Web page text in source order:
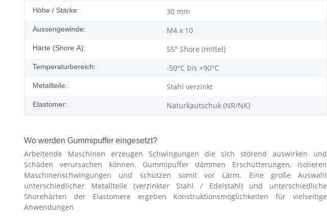
Höhe / Stärke: 30 mm
Aussengewinde: M4 x 10
Härte (Shore A): 55° Shore (mittel)
Temperaturbereich: -50°C bis +90°C
Metallteile: Stahl verzinkt
Elastomer: Naturkautschuk (NR/NK)
Wo werden Gummipuffer eingesetzt?
Arbeitende Maschinen erzeugen Schwingungen die sich störend auswirken und
Schäden verursachen können. Gummipuffer dämmen Erschütterungen, isolieren
Maschinenschwingungen und schützen somit vor Lärm. Eine große Auswahl
unterschiedlicher Metallteile (verzinkter Stahl / Edelstahl) und unterschiedliche
Shorehärten der Elastomere ergeben Konstruktionsmöglichkeiten für vielseitige
Anwendungen